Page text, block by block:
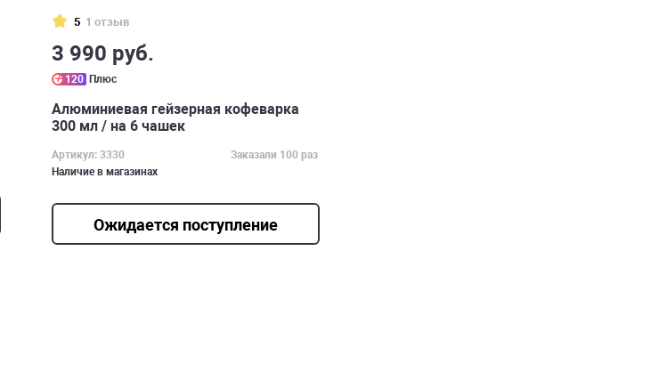
5 1 отзыв
3 990 руб.
120 Плюс
Алюминиевая гейзерная кофеварка
300 мл / на 6 чашек
Артикул: 3330
Заказали 100 раз
Наличие в магазинах
Ожидается поступление